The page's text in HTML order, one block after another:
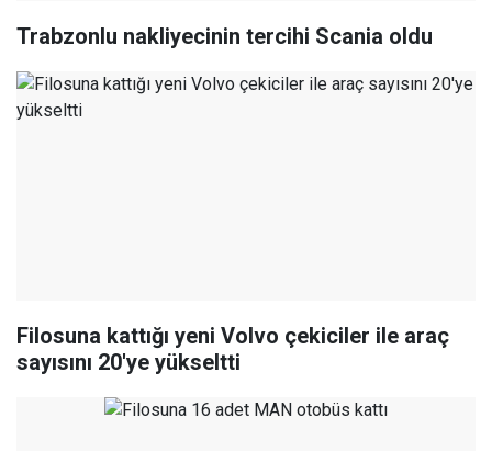
Trabzonlu nakliyecinin tercihi Scania oldu
Filosuna kattığı yeni Volvo çekiciler ile araç
sayısını 20'ye yükseltti